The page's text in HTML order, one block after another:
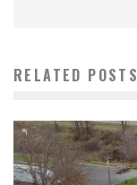
RELATED POSTS